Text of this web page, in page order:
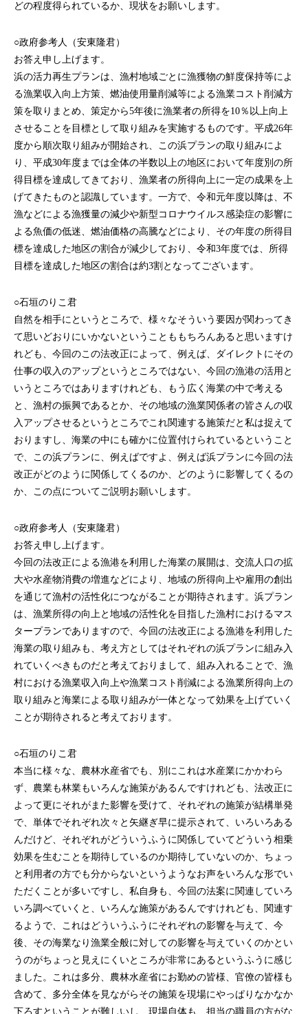
どの程度得られているか、現状をお願いします。
○政府参考人（安東隆君）
お答え申し上げます。
浜の活力再生プランは、漁村地域ごとに漁獲物の鮮度保持等によ
る漁業収入向上方策、燃油使用量削減等による漁業コスト削減方
策を取りまとめ、策定から5年後に漁業者の所得を10％以上向上
させることを目標として取り組みを実施するものです。平成26年
度から順次取り組みが開始され、この浜プランの取り組みによ
り、平成30年度までは全体の半数以上の地区において年度別の所
得目標を達成してきており、漁業者の所得向上に一定の成果を上
げてきたものと認識しています。一方で、令和元年度以降は、不
漁などによる漁獲量の減少や新型コロナウイルス感染症の影響に
よる魚価の低迷、燃油価格の高騰などにより、その年度の所得目
標を達成した地区の割合が減少しており、令和3年度では、所得
目標を達成した地区の割合は約3割となってございます。
○石垣のりこ君
自然を相手にというところで、様々なそういう要因が関わってき
て思いどおりにいかないということももちろんあると思いますけ
れども、今回のこの法改正によって、例えば、ダイレクトにその
仕事の収入のアップというところではない、今回の漁港の活用と
いうところではありますけれども、もう広く海業の中で考える
と、漁村の振興であるとか、その地域の漁業関係者の皆さんの収
入アップさせるというところでこれ関連する施策だと私は捉えて
おりますし、海業の中にも確かに位置付けられているということ
で、この浜プランに、例えばですよ、例えば浜プランに今回の法
改正がどのように関係してくるのか、どのように影響してくるの
か、この点についてご説明お願いします。
○政府参考人（安東隆君）
お答え申し上げます。
今回の法改正による漁港を利用した海業の展開は、交流人口の拡
大や水産物消費の増進などにより、地域の所得向上や雇用の創出
を通じて漁村の活性化につながることが期待されます。浜プラン
は、漁業所得の向上と地域の活性化を目指した漁村におけるマス
タープランでありますので、今回の法改正による漁港を利用した
海業の取り組みも、考え方としてはそれぞれの浜プランに組み入
れていくべきものだと考えておりまして、組み入れることで、漁
村における漁業収入向上や漁業コスト削減による漁業所得向上の
取り組みと海業による取り組みが一体となって効果を上げていく
ことが期待されると考えております。
○石垣のりこ君
本当に様々な、農林水産省でも、別にこれは水産業にかかわら
ず、農業も林業もいろんな施策があるんですけれども、法改正に
よって更にそれがまた影響を受けて、それぞれの施策が結構単発
で、単体でそれぞれ次々と矢継ぎ早に提示されて、いろいろある
んだけど、それぞれがどういうふうに関係していてどういう相乗
効果を生むことを期待しているのか期待していないのか、ちょっ
と利用者の方でも分からないというようなお声をいろんな形でい
ただくことが多いですし、私自身も、今回の法案に関連していろ
いろ調べていくと、いろんな施策があるんですけれども、関連す
るようで、これはどういうふうにそれぞれの影響を与えて、今
後、その海業なり漁業全般に対しての影響を与えていくのかとい
うのがちょっと見えにくいところが非常にあるというふうに感じ
ました。これは多分、農林水産省にお勤めの皆様、官僚の皆様も
含めて、多分全体を見ながらその施策を現場にやっぱりなかなか
下ろすということが難しいし、現場自体も、担当の職員の方がな